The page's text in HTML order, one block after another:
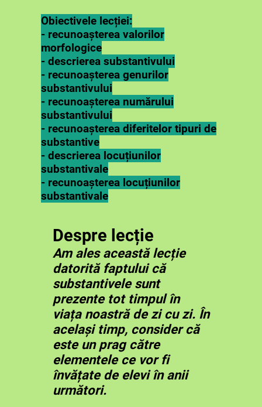
Obiectivele lecției:
- recunoașterea valorilor
morfologice
- descrierea substantivului
- recunoașterea genurilor
substantivului
- recunoașterea numărului
substantivului
- recunoașterea diferitelor tipuri de
substantive
- descrierea locuțiunilor
substantivale
- recunoașterea locuțiunilor
substantivale
Despre lecție
Am ales această lecție
datorită faptului că
substantivele sunt
prezente tot timpul în
viața noastră de zi cu zi. În
același timp, consider că
este un prag către
elementele ce vor fi
învățate de elevi în anii
următori.